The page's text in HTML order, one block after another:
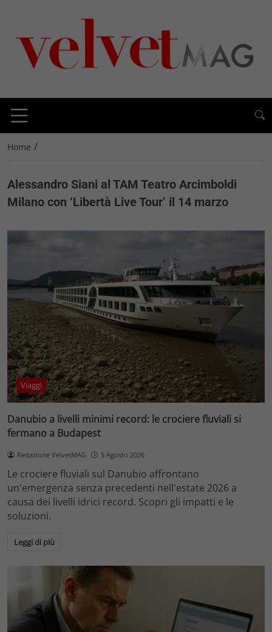
Home /
Alessandro Siani al TAM Teatro Arcimboldi
Milano con ‘Libertà Live Tour’ il 14 marzo
Viaggi
Danubio a livelli minimi record: le crociere fluviali si
fermano a Budapest
Redazione VelvetMAG 5 Agosto 2026
Le crociere fluviali sul Danubio affrontano
un'emergenza senza precedenti nell'estate 2026 a
causa dei livelli idrici record. Scopri gli impatti e le
soluzioni.
Leggi di più